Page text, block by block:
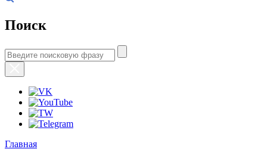
Поиск
Главная